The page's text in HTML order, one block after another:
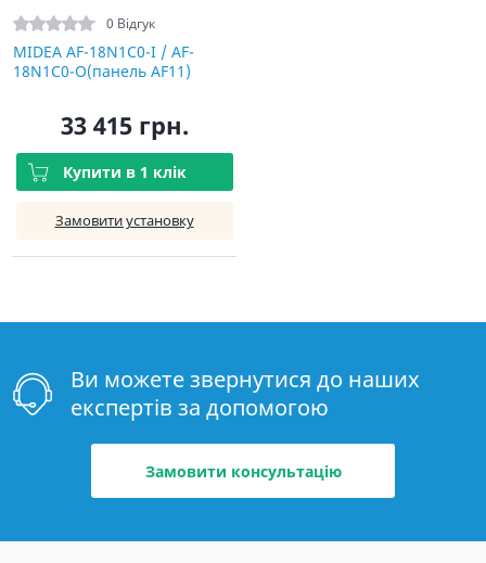
0 Відгук
MIDEA AF-18N1C0-I / AF-
18N1C0-O(панель AF11)
33 415 грн.
Купити в 1 клік
Замовити установку
Ви можете звернутися до наших
експертів за допомогою
Замовити консультацію